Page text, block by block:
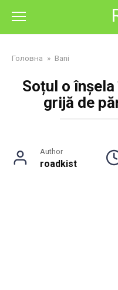
content
Головна » Bani
Soțul o
grijă de
Author
roadkist